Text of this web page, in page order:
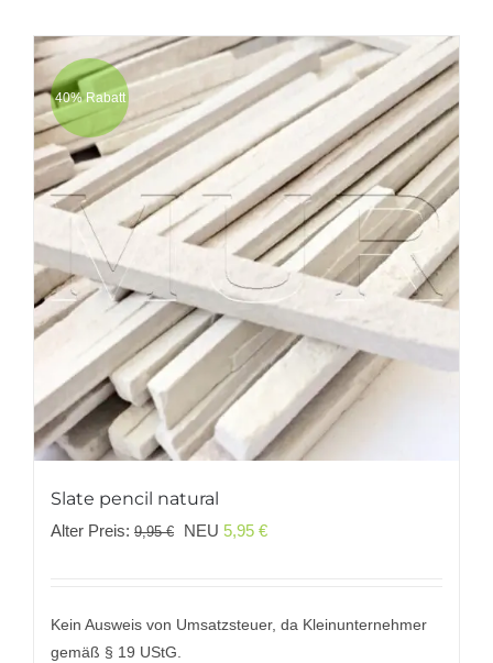
40% Rabatt
Slate pencil natural
Alter Preis: 9,95€
Ursprünglicher
9,95 €
NEU 5,95 €Aktueller
5,95 €.
Kein Ausweis von Umsatzsteuer, da Kleinunternehmer
gemäß § 19 UStG.